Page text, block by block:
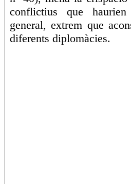
conflictius que
general, extrem que
diferents diplomàcies.